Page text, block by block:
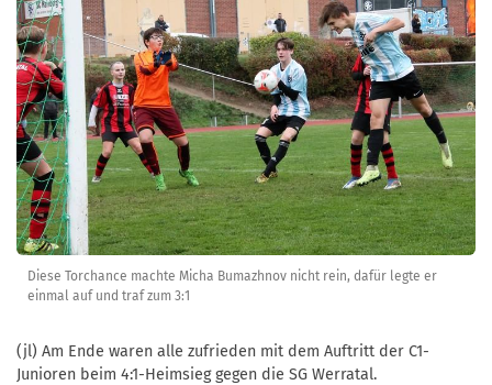
Diese Torchance machte Micha Bumazhnov nicht rein, dafür legte er
einmal auf und traf zum 3:1
(jl) Am Ende waren alle zufrieden mit dem Auftritt der C1-
Junioren beim 4:1-Heimsieg gegen die SG Werratal.